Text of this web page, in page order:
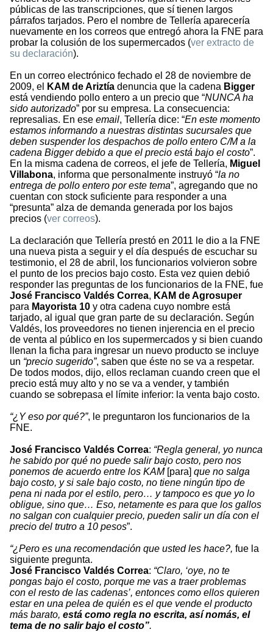
públicas de las transcripciones, que sí tienen largos
párrafos tarjados. Pero el nombre de Tellería aparecería
nuevamente en los correos que entregó ahora la FNE para
probar la colusión de los supermercados (ver extracto de
su declaración).
En un correo electrónico fechado el 28 de noviembre de
2009, el
KAM de Ariztía denuncia que la cadena Bigger
está vendiendo pollo entero a un precio que “NUNCA ha
sido autorizado” por su empresa. La consecuencia:
represalias. En ese email, Tellería dice: “En este momento
estamos informando a nuestras distintas sucursales que
deben suspender los despachos de pollo entero C/M a la
cadena Bigger debido a que el precio está bajo el costo”.
En la misma cadena de correos, el jefe de Tellería, Miguel
Villabona, informa que personalmente instruyó “la no
entrega de pollo entero por este tema”, agregando que no
cuentan con stock suficiente para responder a una
“presunta” alza de demanda generada por los bajos
precios (ver correos).
La declaración que Tellería prestó en 2011 le dio a la FNE
una nueva pista a seguir y el día después de escuchar su
testimonio, el 28 de abril, los funcionarios volvieron sobre
el punto de los precios bajo costo. Esta vez quien debió
responder las preguntas de los funcionarios de la FNE, fue
José Francisco Valdés Correa, KAM de Agrosuper
para Mayorista 10 y otra cadena cuyo nombre está
tarjado, al igual que gran parte de su declaración. Según
Valdés, los proveedores no tienen injerencia en el precio
de venta al público en los supermercados y si bien cuando
llenan la ficha para ingresar un nuevo producto se incluye
un “precio sugerido”, saben que éste no se va a respetar.
De todos modos, dijo, ellos reclaman cuando creen que el
precio está muy alto y no se va a vender, y también
cuando se sobrepasa el límite inferior: la venta bajo costo.
“¿Y eso por qué?”, le preguntaron los funcionarios de la
FNE.
José Francisco Valdés Correa: “Regla general, yo nunca
he sabido por qué no puede salir bajo costo, pero nos
ponemos de acuerdo entre los KAM[para] que no salga
bajo costo, y si sale bajo costo, no tiene ningún tipo de
pena ni nada por el estilo, pero… y tampoco es que yo lo
obligue, sino que… Eso, netamente es para que los gallos
no salgan con cualquier precio, pueden salir un día con el
precio del trutro a 10 pesos”.
“¿Pero es una recomendación que usted les hace?, fue la
siguiente pregunta.
José Francisco Valdés Correa: “Claro, ‘oye, no te
pongas bajo el costo, porque me vas a traer problemas
con el resto de las cadenas’, entonces como ellos quieren
estar en una pelea de quién es el que vende el producto
más barato, está como regla no escrita, así nomás, el
tema de no salir bajo el costo”.